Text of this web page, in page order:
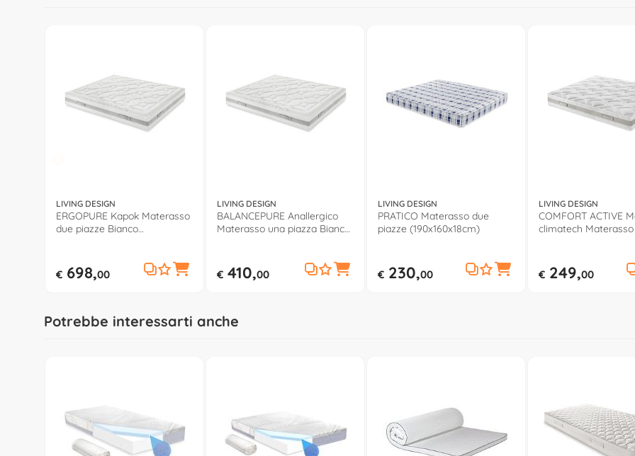
LIVING DESIGN
ERGOPURE Kapok Materasso
due piazze Bianco
€ 698,00
LIVING DESIGN
BALANCEPURE Anallergico
Materasso una piazza Bianco
€ 410,00
LIVING DESIGN
PRATICO Materasso due
piazze (190x160x18cm)
€ 230,00
LIVING DESIGN
COMFORT ACTIVE
climatech
€ 249,00
Potrebbe interessarti anche